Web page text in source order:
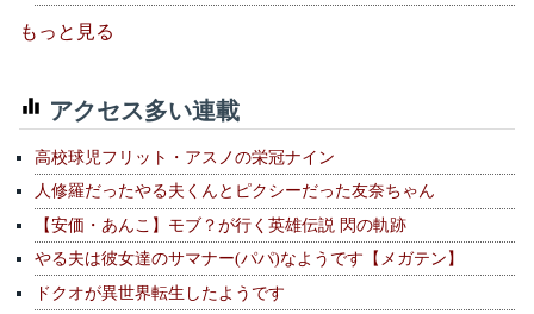
もっと見る
アクセス多い連載
高校球児フリット・アスノの栄冠ナイン
人修羅だったやる夫くんとピクシーだった友奈ちゃん
【安価・あんこ】モブ？が行く英雄伝説 閃の軌跡
やる夫は彼女達のサマナー(パパ)なようです【メガテン】
ドクオが異世界転生したようです